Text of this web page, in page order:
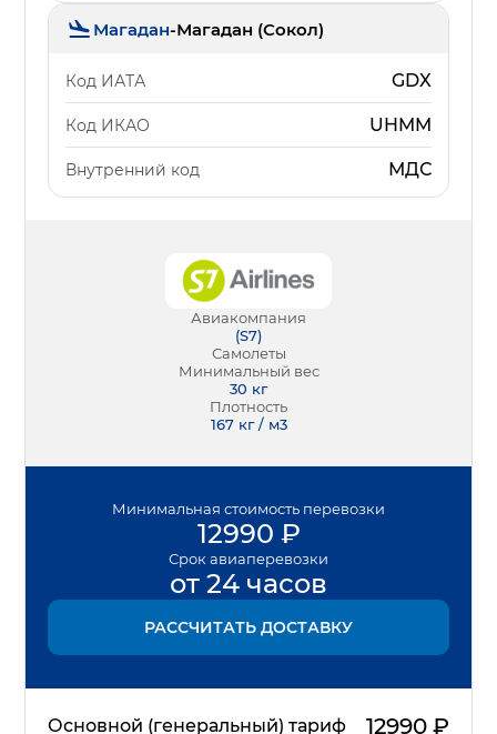
Магадан-Магадан (Сокол)
Код ИАТА GDX
Код ИКАО UHMM
Внутренний код МДС
Авиакомпания
(S7)
Самолеты
Минимальный вес
30 кг
Плотность
167 кг / м3
Минимальная стоимость перевозки
12990 ₽
Срок авиаперевозки
от 24 часов
РАССЧИТАТЬ ДОСТАВКУ
Основной (генеральный) тариф 12990₽